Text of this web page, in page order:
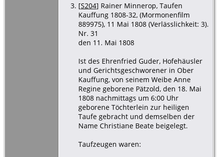
[S204] Rainer Minnerop, Taufen
Kauffung 1808-32, (Mormonenfilm
889975), 11 Mai 1808 (Verlässlichkeit: 3).
Nr. 31
den 11. Mai 1808
Ist des Ehrenfried Guder, Hofehäusler
und Gerichtsgeschworener in Ober
Kauffung, von seinem Weibe Anne
Regine geborene Pätzold, den 18. Mai
1808 nachmittags um 6:00 Uhr
geborene Töchterlein zur heiligen
Taufe gebracht und demselben der
Name Christiane Beate beigelegt.
Taufzeugen waren: